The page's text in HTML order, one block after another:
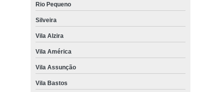
Rio Pequeno
Silveira
Vila Alzira
Vila América
Vila Assunção
Vila Bastos